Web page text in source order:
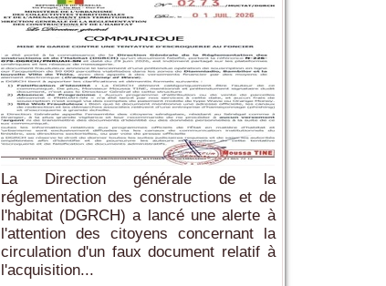
La Direction générale de la
réglementation des constructions et de
l'habitat (DGRCH) a lancé une alerte à
l'attention des citoyens concernant la
circulation d'un faux document relatif à
l'acquisition...